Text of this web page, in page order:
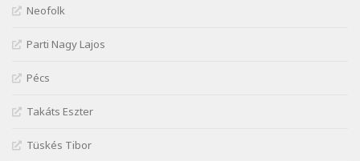
József Attila: Mióta elmentél
József Attila: Ne bántsda gyönge nőt
Szélkiáltó
Szélkiáltó
Neofolk
Parti Nagy Lajos
Pécs
Takáts Eszter
Tüskés Tibor